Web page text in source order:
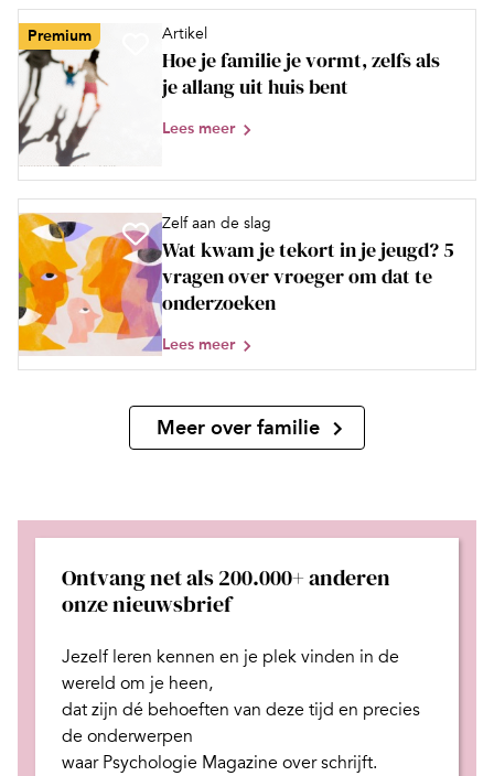
Premium Artikel
Hoe je familie je vormt, zelfs als
je allang uit huis bent
Lees meer
Zelf aan de slag
Wat kwam je tekort in je jeugd? 5
vragen over vroeger om dat te
onderzoeken
Lees meer
Meer over familie
Ontvang net als 200.000+ anderen
onze nieuwsbrief
Jezelf leren kennen en je plek vinden in de
wereld om je heen,
dat zijn dé behoeften van deze tijd en precies
de onderwerpen
waar Psychologie Magazine over schrijft.